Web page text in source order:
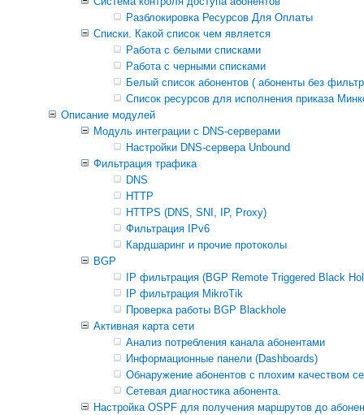
Разблокировка Ресурсов Для Оплаты
Списки. Какой список чем является
Работа с белыми списками
Работа с черными списками
Белый список абонентов ( абоненты без
Список ресурсов для исполнения приказа
Описание модулей
Модуль интеграции с DNS-серверами
Настройки DNS-сервера Unbound
Фильтрация трафика
DNS
HTTP
HTTPS (DNS, SNI, IP, Proxy)
Фильтрация IPv6
Кардшаринг и прочие протоколы
BGP
IP фильтрация (BGP Remote Triggered Black
IP фильтрация MikroTik
Проверка работы BGP Blackhole
Активная карта сети
Анализ потребления канала абонентами
Информационные панели (Dashboards)
Обнаружение абонентов с плохим качеством
Сетевая диагностика абонента.
Настройка OSPF для получения маршрутов до